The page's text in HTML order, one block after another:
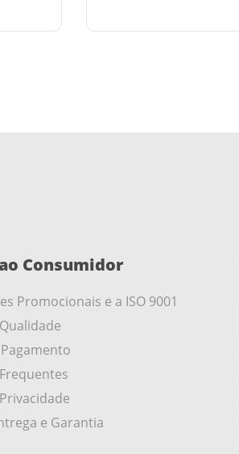
Consumidor
Promocionais e a ISO 9001
e Garantia